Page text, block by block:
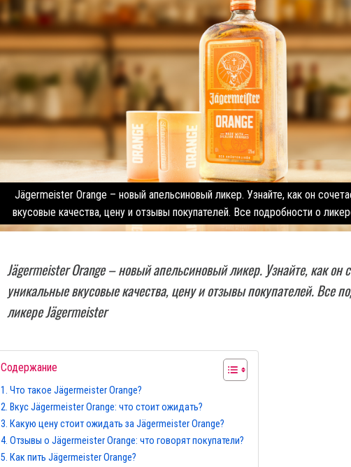
Jägermeister Orange – новый апельсиновый ликер. Узнайте, как он
вкусовые качества, цену и отзывы покупателей. Все подробности о
Jägermeister Orange – новый апельсиновый ликер. Узнайте, как он
уникальные вкусовые качества, цену и отзывы покупателей. Все
ликере Jägermeister
Содержание
Что такое Jägermeister Orange?
Вкус Jägermeister Orange: что стоит ожидать?
Какую цену стоит ожидать за Jägermeister Orange?
Отзывы о Jägermeister Orange: что говорят покупатели?
Как пить Jägermeister Orange?